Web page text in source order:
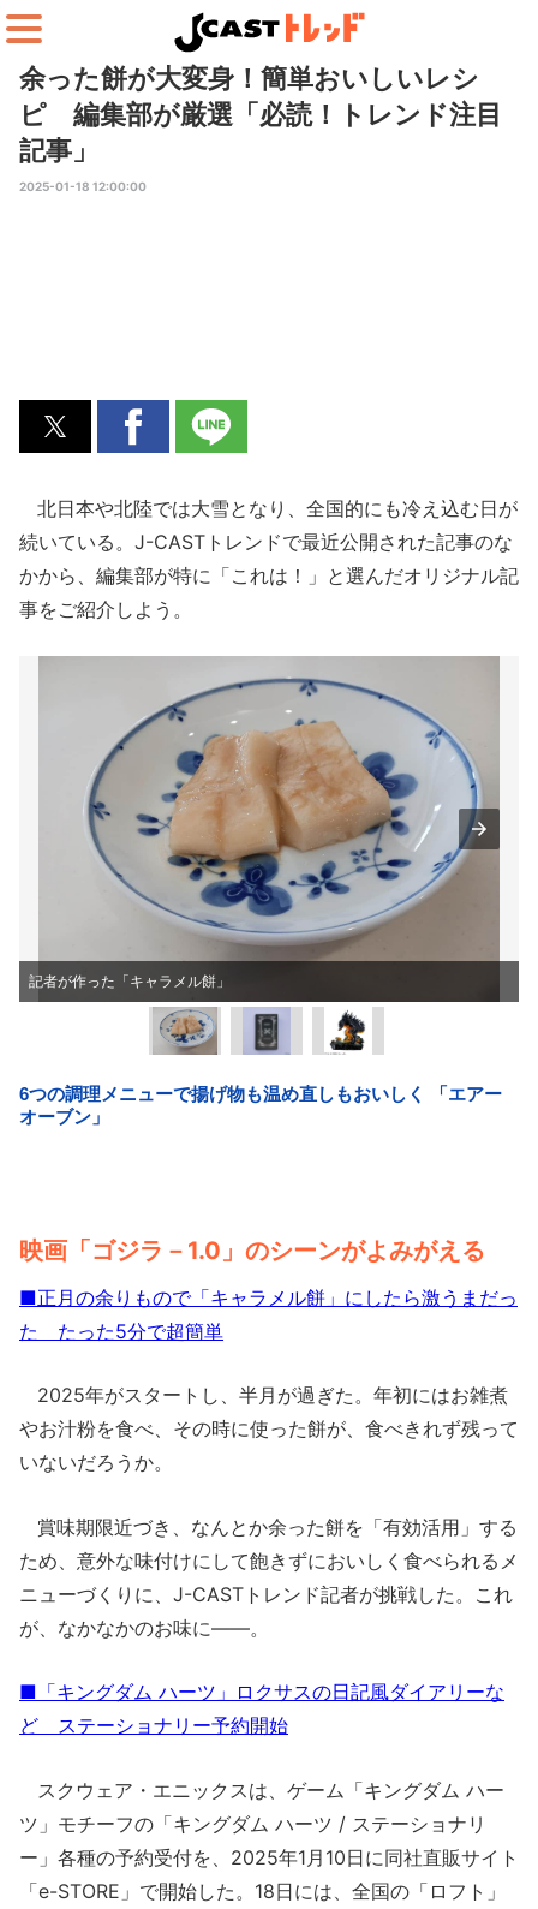
余った餅が大変身！簡単おいしいレシ
ピ 編集部が厳選「必読！トレンド注目
記事」
2025-01-18 12:00:00
北日本や北陸では大雪となり、全国的にも冷え込む日が
続いている。J-CASTトレンドで最近公開された記事のな
かから、編集部が特に「これは！」と選んだオリジナル記
事をご紹介しよう。
記者が作った「キャラメル餅」
映画「ゴジラ－1.0」のシーンがよみがえる
■正月の余りもので「キャラメル餅」にしたら激うまだっ
た たった5分で超簡単
2025年がスタートし、半月が過ぎた。年初にはお雑煮
やお汁粉を食べ、その時に使った餅が、食べきれず残って
いないだろうか。
賞味期限近づき、なんとか余った餅を「有効活用」する
ため、意外な味付けにして飽きずにおいしく食べられるメ
ニューづくりに、J-CASTトレンド記者が挑戦した。これ
が、なかなかのお味に――。
■「キングダム ハーツ」ロクサスの日記風ダイアリーな
ど ステーショナリー予約開始
スクウェア・エニックスは、ゲーム「キングダム ハー
ツ」モチーフの「キングダム ハーツ / ステーショナリ
ー」各種の予約受付を、2025年1月10日に同社直販サイト
「e-STORE」で開始した。18日には、全国の「ロフト」